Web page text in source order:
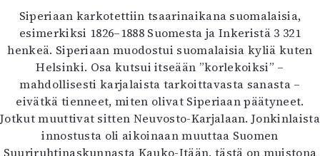
Siperiaan karkotettiin tsaarinaikana suomalaisia,
esimerkiksi 1826–1888 Suomesta ja Inkeristä 3 321
henkeä. Siperiaan muodostui suomalaisia kyliä kuten
Helsinki. Osa kutsui itseään ”korlekoiksi” –
mahdollisesti karjalaista tarkoittavasta sanasta –
eivätkä tienneet, miten olivat Siperiaan päätyneet.
Jotkut muuttivat sitten Neuvosto-Karjalaan. Jonkinlaista
innostusta oli aikoinaan muuttaa Suomen
Suuriruhtinaskunnasta Kauko-Itään, tästä on muistona